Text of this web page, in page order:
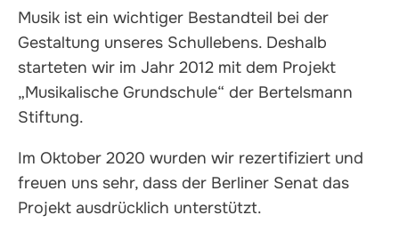
Musik ist ein wichtiger Bestandteil bei der
Gestaltung unseres Schullebens. Deshalb
starteten wir im Jahr 2012 mit dem Projekt
„Musikalische Grundschule“ der Bertelsmann
Stiftung.
Im Oktober 2020 wurden wir rezertifiziert und
freuen uns sehr, dass der Berliner Senat das
Projekt ausdrücklich unterstützt.